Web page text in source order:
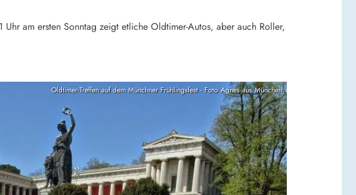
am ersten Sonntag zeigt etliche Oldtimer-Autos, aber auch Roller,
Oldtimer-Treffen auf dem Münchner Frühlingsfest - Foto Agnes aus München